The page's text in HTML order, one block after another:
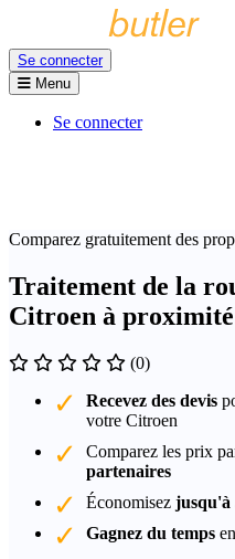
Se connecter
Menu
Se connecter
Comparez gratuitement des
Traitement de la
Citroen à
(0)
Recevez des devis
votre Citroen
Comparez les prix
partenaires
Économisez jusqu'à
Gagnez du temps